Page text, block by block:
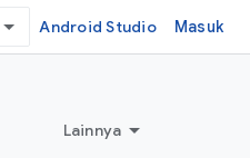
Android Studio Masuk
Lainnya